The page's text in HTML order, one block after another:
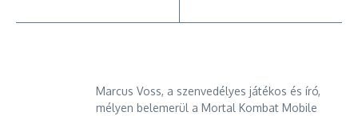
Marcus Voss, a szenvedélyes játékos és író,
mélyen belemerül a Mortal Kombat Mobile